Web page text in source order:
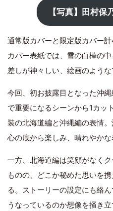
【写真】田村保
通常版カバーと限定版カバー
カバー表紙では、雪の白樺の
差しが神々しい、絵画のような
今回、初お披露目となった沖
で重要になるシーンから1カッ
装の北海道編と沖縄編の表情
心の底から楽しみ、晴れやかな
一方、北海道編は笑顔がなく
ものの、どこか秘めた思いを
る。ストーリーの設定にも絡
うなっているのか想像を掻き立